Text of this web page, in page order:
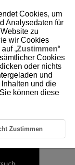
-Lampe des
der Taste
finden Sie unter
Cookies, um
Analysedaten für
zu
wir Cookies
„Zustimmen“
Cookies
oder nichts
und
und die
können diese
Zustimmen